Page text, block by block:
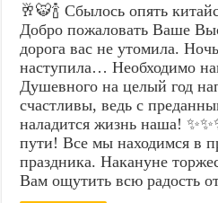
🥂🐯🍾 Сбылось опять
Добро пожаловать Ваше
дорога вас не утомила.
наступила… Необходимо
Душевного на целый год
счастливы, ведь с
наладится жизнь наша!
пути! Все мы находимся в
праздника. Накануне
Вам ощутить всю радость